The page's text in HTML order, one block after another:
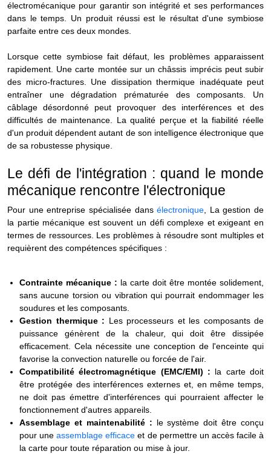
électromécanique pour garantir son intégrité et ses performances
dans le temps. Un produit réussi est le résultat d'une symbiose
parfaite entre ces deux mondes.
Lorsque cette symbiose fait défaut, les problèmes apparaissent
rapidement. Une carte montée sur un châssis imprécis peut subir
des micro-fractures. Une dissipation thermique inadéquate peut
entraîner une dégradation prématurée des composants. Un
câblage désordonné peut provoquer des interférences et des
difficultés de maintenance. La qualité perçue et la fiabilité réelle
d'un produit dépendent autant de son intelligence électronique que
de sa robustesse physique.
Le défi de l'intégration : quand le monde
mécanique rencontre l'électronique
Pour une entreprise spécialisée dansélectronique, La gestion de
la partie mécanique est souvent un défi complexe et exigeant en
termes de ressources. Les problèmes à résoudre sont multiples et
requièrent des compétences spécifiques :
Contrainte mécanique : la carte doit être montée solidement,
sans aucune torsion ou vibration qui pourrait endommager les
soudures et les composants.
Gestion thermique : Les processeurs et les composants de
puissance génèrent de la chaleur, qui doit être dissipée
efficacement. Cela nécessite une conception de l'enceinte qui
favorise la convection naturelle ou forcée de l'air.
Compatibilité électromagnétique (EMC/EMI) : la carte doit
être protégée des interférences externes et, en même temps,
ne doit pas émettre d'interférences qui pourraient affecter le
fonctionnement d'autres appareils.
Assemblage et maintenabilité : le système doit être conçu
pour uneassemblage efficace et de permettre un accès facile à
la carte pour toute réparation ou mise à jour.